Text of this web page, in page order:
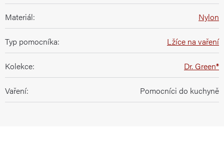
Materiál: Nylon
Typ pomocníka: Lžíce na vaření
Kolekce: Dr. Green®
Vaření: Pomocníci do kuchyně